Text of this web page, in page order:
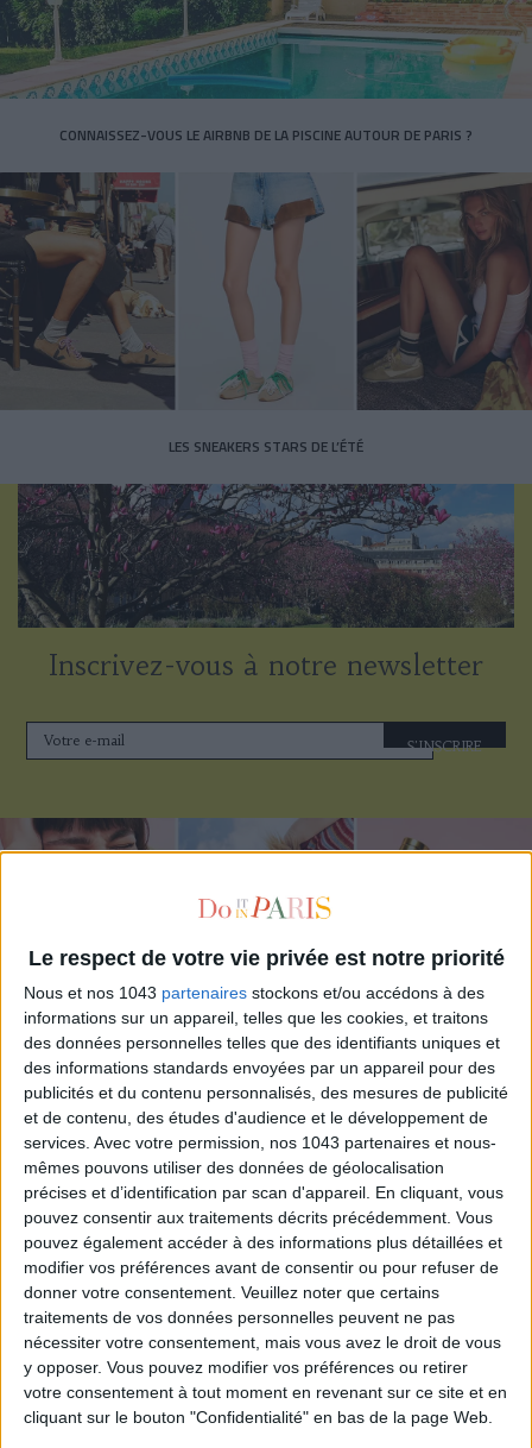
Le respect de votre vie privée est notre priorité
Nous et nos 1043 partenaires stockons et/ou accédons à des
informations sur un appareil, telles que les cookies, et traitons
des données personnelles telles que des identifiants uniques et
des informations standards envoyées par un appareil pour des
publicités et du contenu personnalisés, des mesures de publicité
et de contenu, des études d'audience et le développement de
services. Avec votre permission, nos 1043 partenaires et nous-
mêmes pouvons utiliser des données de géolocalisation
précises et d’identification par scan d'appareil. En cliquant, vous
pouvez consentir aux traitements décrits précédemment. Vous
pouvez également accéder à des informations plus détaillées et
modifier vos préférences avant de consentir ou pour refuser de
donner votre consentement. Veuillez noter que certains
traitements de vos données personnelles peuvent ne pas
nécessiter votre consentement, mais vous avez le droit de vous
y opposer. Vous pouvez modifier vos préférences ou retirer
votre consentement à tout moment en revenant sur ce site et en
cliquant sur le bouton "Confidentialité" en bas de la page Web.
CONNAISSEZ-VOUS LE AIRBNB DE LA PISCINE AUTOUR DE PARIS ?
LES SNEAKERS STARS DE L’ÉTÉ
Inscrivez-vous à notre newsletter
S'INSCRIRE
ADOPT PARFUMS RÉVOLUTIONNE LA PARFUMERIE MADE IN FRANCE À PETIT PRIX
TOUT CE QUE VOUS DEVEZ FAIRE À PARIS EN AOÛT